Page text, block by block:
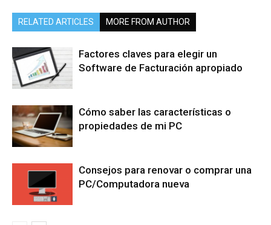
RELATED ARTICLES MORE FROM AUTHOR
Factores claves para elegir un
Software de Facturación apropiado
Cómo saber las características o
propiedades de mi PC
Consejos para renovar o comprar una
PC/Computadora nueva